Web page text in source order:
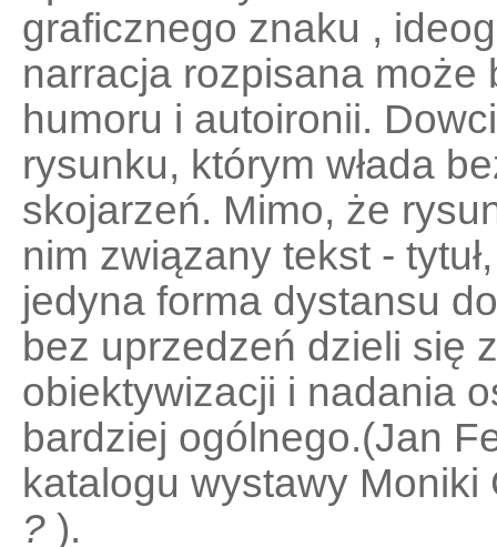
graficznego znaku ,
narracja rozpisana
humoru i autoironii.
rysunku, którym włada
skojarzeń. Mimo, że
nim związany tekst -
jedyna forma dystansu
bez uprzedzeń dzieli się
obiektywizacji i nadania
bardziej ogólnego.(Jan
katalogu wystawy
? ).